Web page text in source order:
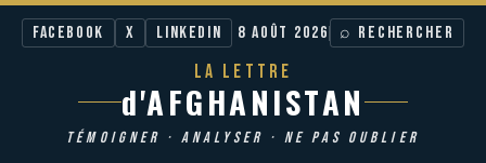
Facebook X LinkedIn 8 AOÛT 2026 ⌕ RECHERCHER
LA LETTRE
d'AFGHANISTAN
TÉMOIGNER · ANALYSER · NE PAS OUBLIER